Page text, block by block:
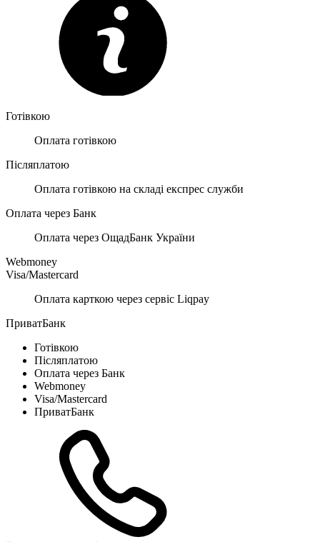
Готівкою
Оплата готівкою
Післяплатою
Оплата готівкою на складі експрес служби
Оплата через Банк
Оплата через ОщадБанк України
Webmoney
Visa/Mastercard
Оплата карткою через сервіс Liqpay
ПриватБанк
Готівкою
Післяплатою
Оплата через Банк
Webmoney
Visa/Mastercard
ПриватБанк